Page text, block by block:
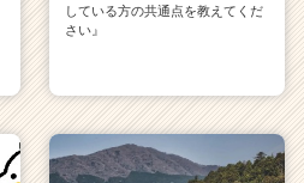
している方の共通点を教えてくだ
さい』